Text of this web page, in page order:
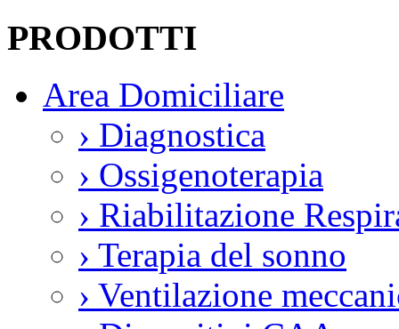
PRODOTTI
Area Domiciliare
› Diagnostica
› Ossigenoterapia
› Riabilitazione
› Terapia del sonno
› Ventilazione